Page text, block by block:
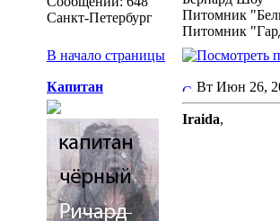
Санкт-Петербург
Питомник
Питомник
В начало страницы
Капитан Вт Июн 26,
Iraida,